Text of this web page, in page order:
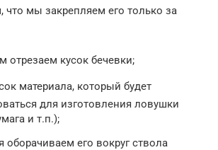
что мы закрепляем его только за
отрезаем кусок бечевки;
материала, который будет
для изготовления ловушки
и т.п.);
оборачиваем его вокруг ствола